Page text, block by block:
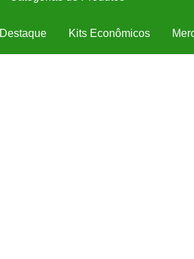
Destaque Kits Econômicos